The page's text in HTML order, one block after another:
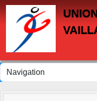
Panneau de gestion des